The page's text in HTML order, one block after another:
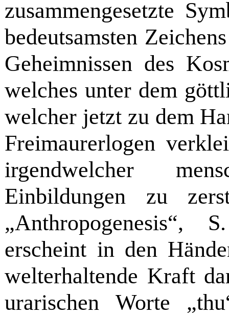
zusammengesetzte
bedeut­samsten
Geheimnissen des
welches unter dem
welcher jetzt zu dem
Freimaurerlogen
irgendwelcher
Einbildungen zu
„Anthropogenesis“,
erscheint in den
welterhaltende Kraft
urarischen Worte